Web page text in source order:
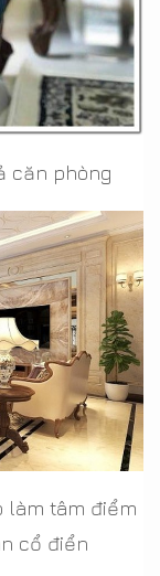
căn phòng
làm tâm điểm
cổ điển